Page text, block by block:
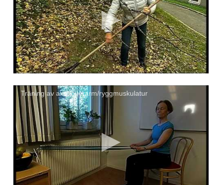
Träning av axel/överarm/ryggmuskulatur